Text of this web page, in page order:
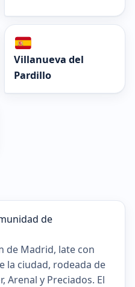
Villanueva del
Pardillo
de Madrid, late con
la ciudad, rodeada de
Arenal y Preciados. El